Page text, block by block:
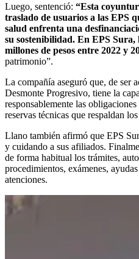
Luego, sentenció: “Esta
traslado de usuarios a las EPS
salud enfrenta una
su sostenibilidad. En EPS Sura,
millones de pesos entre 2022 y
patrimonio”.
La compañía aseguró que, de ser
Desmonte Progresivo, tiene la
responsablemente las
reservas técnicas que respaldan
Llano también afirmó que EPS
y cuidando a sus afiliados.
de forma habitual los trámites,
procedimientos, exámenes,
atenciones.